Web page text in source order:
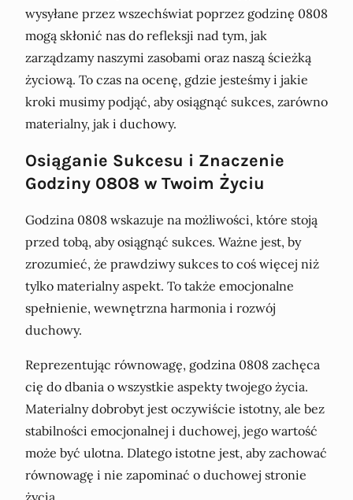
wysyłane przez wszechświat poprzez godzinę 0808
mogą skłonić nas do refleksji nad tym, jak
zarządzamy naszymi zasobami oraz naszą ścieżką
życiową. To czas na ocenę, gdzie jesteśmy i jakie
kroki musimy podjąć, aby osiągnąć sukces, zarówno
materialny, jak i duchowy.
Osiąganie Sukcesu i Znaczenie
Godziny 0808 w Twoim Życiu
Godzina 0808 wskazuje na możliwości, które stoją
przed tobą, aby osiągnąć sukces. Ważne jest, by
zrozumieć, że prawdziwy sukces to coś więcej niż
tylko materialny aspekt. To także emocjonalne
spełnienie, wewnętrzna harmonia i rozwój
duchowy.
Reprezentując równowagę, godzina 0808 zachęca
cię do dbania o wszystkie aspekty twojego życia.
Materialny dobrobyt jest oczywiście istotny, ale bez
stabilności emocjonalnej i duchowej, jego wartość
może być ulotna. Dlatego istotne jest, aby zachować
równowagę i nie zapominać o duchowej stronie
życia.